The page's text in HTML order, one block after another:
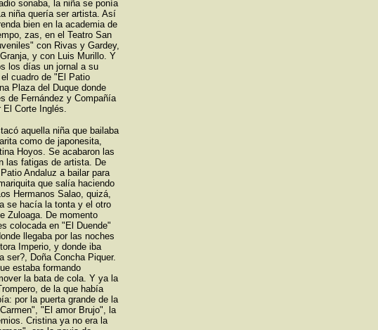
sonaba, la niña se ponía
niña quería ser artista. Así
bien en la academia de
zas, en el Teatro San
con Rivas y Gardey,
y con Luis Murillo. Y
los días un jornal a su
cuadro de "El Patio
Plaza del Duque donde
de Fernández y Compañía
El Corte Inglés.
aquella niña que bailaba
como de japonesita,
Hoyos. Se acabaron las
las fatigas de artista. De
Andaluz a bailar para
que salía haciendo
Hermanos Salao, quizá,
se hacía la tonta y el otro
Zuloaga. De momento
colocada en "El Duende"
llegaba por las noches
Imperio, y donde iba
ser?, Doña Concha Piquer.
estaba formando
la bata de cola. Y ya la
de la que había
por la puerta grande de la
"El amor Brujo", la
Cristina ya no era la